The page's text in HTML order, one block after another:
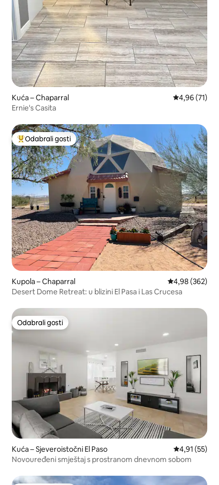
Kuća – Chaparral Prosječna
4,96 (71)
Ernie's Casita
Među najviše rangiranima s oznakom „Odabrali gosti”
Odabrali gosti
Kupola – Chaparral Prosječna
4,98 (362)
Desert Dome Retreat: u blizini El Pasa i Las Crucesa
Odabrali gosti
Odabrali gosti
Kuća – Sjeveroistočni El Paso Prosječna
4,91 (55)
Novouređeni smještaj s prostranom dnevnom sobom